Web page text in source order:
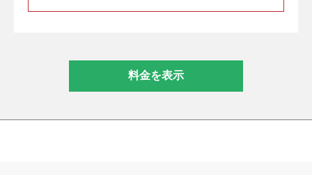
料金を表示